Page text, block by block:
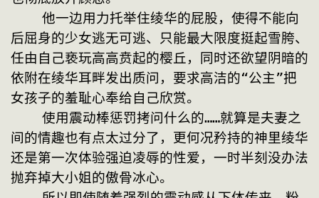
后屈身的少女逃无可逃、只能最大限度挺起雪胯、
任由自己亵玩高高贲起的樱丘，同时还欲望阴暗的
依附在绫华耳畔发出质问，要求高洁的“公主”把
女孩子的羞耻心奉给自己欣赏。
间的情趣也有点太过分了，更何况矜持的神里绫华
还是第一次体验强迫凌辱的性爱，一时半刻没办法
抛弃掉大小姐的傲骨冰心。